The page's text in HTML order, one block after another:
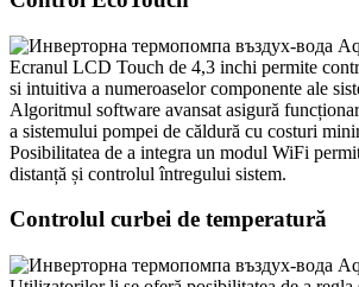
Ecranul LCD Touch de 4,3 inchi permite
si intuitiva a numeroaselor componente ale
Algoritmul software avansat asigură
a sistemului pompei de căldură cu costuri
Posibilitatea de a integra un modul WiFi
distanță și controlul întregului sistem.
Controlul curbei de temperatură